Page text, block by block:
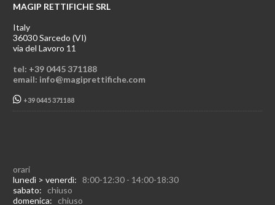
MAGIP RETTIFICHE SRL
Italy
36030 Sarcedo (VI)
via del Lavoro 11
tel: +39 0445 371188
email: info@magiprettifiche.com
+39 0445 371188
orari
lunedì > venerdì: 8:00-12:30 - 14:00-18:30
sabato: chiuso
domenica: chiuso